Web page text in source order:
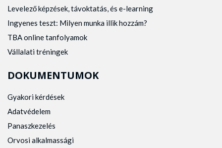
Levelező képzések, távoktatás, és e-learning
Ingyenes teszt: Milyen munka illik hozzám?
TBA online tanfolyamok
Vállalati tréningek
DOKUMENTUMOK
Gyakori kérdések
Adatvédelem
Panaszkezelés
Orvosi alkalmassági